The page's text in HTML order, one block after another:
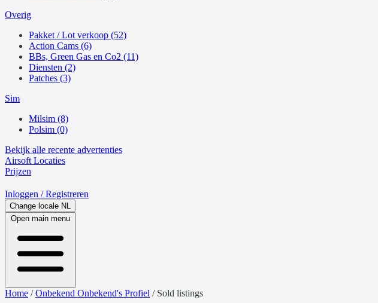
Overig
Pakket / Lot verkoop (52)
Action Cams (6)
BBs, Green Gas en Co2 (11)
Diensten (2)
Patches (3)
Sim
Milsim (8)
Polsim (0)
Bekijk alle recente advertenties
Airsoft Locaties
Prijzen
Inloggen / Registreren
Change locale NL
Open main menu
Home /Onbekend Onbekend's Profiel / Sold listings